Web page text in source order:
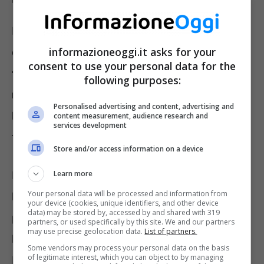
Il “ Decreto Accertamento” prevede che possa
essereusata l’intelligenza artificiale e altre
tecnologie per potenziare l’attività di
monitoraggio e intervento da parte del
Fisco , nell’ambito della lotta all’evasione
fiscale.
Lo scopo è di aggiungere all’accertamento
basato sul confronto delle informazioni già in
possesso del Fisco (ad esempio, gli incroci tra
le fatture elettroniche e le Dichiarazioni dei
Redditi) quello probabilistico che, invece, si
informazioneoggi.it asks for your
consent to use your personal data for the
following purposes:
Personalised advertising and content, advertising and
content measurement, audience research and
services development
Store and/or access information on a device
Learn more
Your personal data will be processed and information from
your device (cookies, unique identifiers, and other device
data) may be stored by, accessed by and shared with 319
partners, or used specifically by this site. We and our partners
may use precise geolocation data. List of partners.
Some vendors may process your personal data on the basis
of legitimate interest, which you can object to by managing